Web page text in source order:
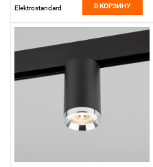
Elektrostandard
В КОРЗИНУ